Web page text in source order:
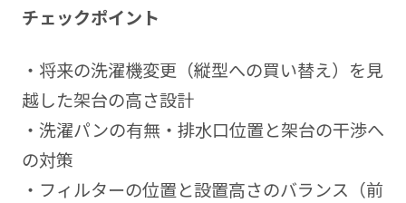
チェックポイント
・将来の洗濯機変更（縦型への買い替え）を見
越した架台の高さ設計
・洗濯パンの有無・排水口位置と架台の干渉へ
の対策
・フィルターの位置と設置高さのバランス（前